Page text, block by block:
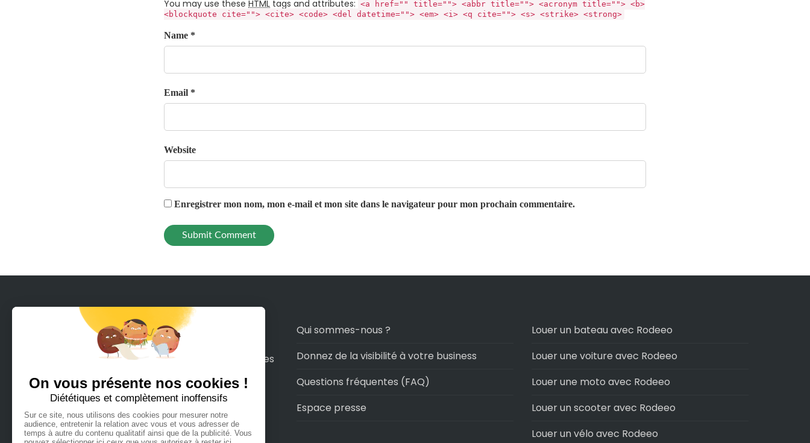
You may use these HTML tags and attributes: <a href="" title=""> <abbr title=""> <acronym title=""> <b>
<blockquote cite=""> <cite> <code> <del datetime=""> <em> <i> <q cite=""> <s> <strike> <strong>
Name *
Email *
Website
Enregistrer mon nom, mon e-mail et mon site dans le navigateur pour mon prochain commentaire.
Avec Rodeeo, louez en quelques clics tous les
vous pouvez imaginer.
Français Español
Qui sommes-nous ?
Donnez de la visibilité à votre business
Questions fréquentes (FAQ)
Espace presse
Louer un bateau avec Rodeeo
Louer une voiture avec Rodeeo
Louer une moto avec Rodeeo
Louer un scooter avec Rodeeo
Louer un vélo avec Rodeeo